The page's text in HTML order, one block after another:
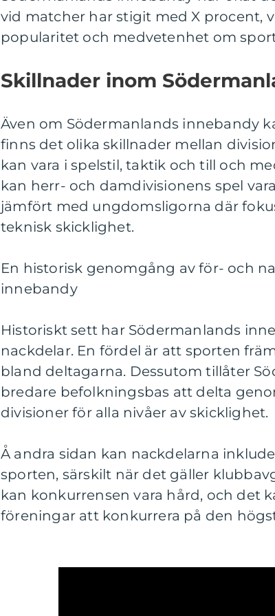
vid matcher har stigit med X procent,
popularitet och medvetenhet om
Skillnader inom
Även om Södermanlands innebandy
finns det olika skillnader mellan
kan vara i spelstil, taktik och till och
kan herr- och damdivisionens spel
jämfört med ungdomsligorna där
teknisk skicklighet.
En historisk genomgång av för- och
innebandy
Historiskt sett har Södermanlands
nackdelar. En fördel är att sporten
bland deltagarna. Dessutom tillåter
bredare befolkningsbas att delta
divisioner för alla nivåer av skicklighet.
Å andra sidan kan nackdelarna
sporten, särskilt när det gäller
kan konkurrensen vara hård, och det
föreningar att konkurrera på den